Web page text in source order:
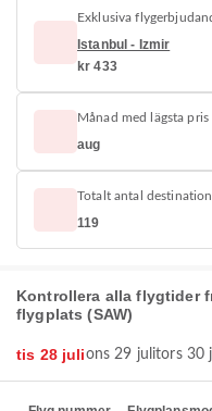
Exklusiva
Istanbul - Izmir
kr 433
Månad med lägsta pris
aug
Totalt antal
119
Kontrollera alla flygtider
flygplats (SAW)
tis 28 julions 29 julitors 30